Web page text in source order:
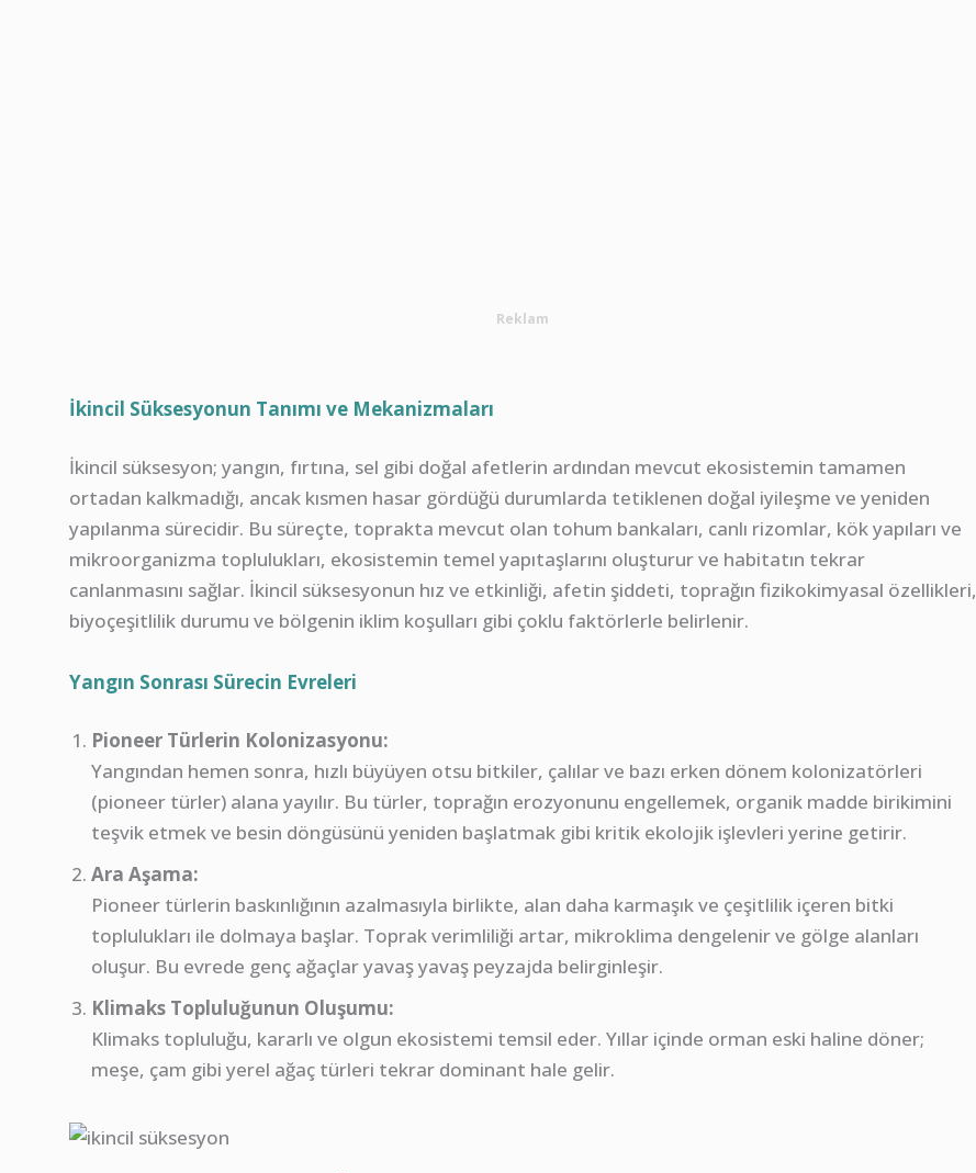
Reklam
İkincil Süksesyonun Tanımı ve Mekanizmaları
İkincil süksesyon; yangın, fırtına, sel gibi doğal afetlerin ardından mevcut ekosistemin tamamen
ortadan kalkmadığı, ancak kısmen hasar gördüğü durumlarda tetiklenen doğal iyileşme ve yeniden
yapılanma sürecidir. Bu süreçte, toprakta mevcut olan tohum bankaları, canlı rizomlar, kök yapıları ve
mikroorganizma toplulukları, ekosistemin temel yapıtaşlarını oluşturur ve habitatın tekrar
canlanmasını sağlar. İkincil süksesyonun hız ve etkinliği, afetin şiddeti, toprağın fizikokimyasal özellikleri,
biyoçeşitlilik durumu ve bölgenin iklim koşulları gibi çoklu faktörlerle belirlenir.
Yangın Sonrası Sürecin Evreleri
Pioneer Türlerin Kolonizasyonu:
Yangından hemen sonra, hızlı büyüyen otsu bitkiler, çalılar ve bazı erken dönem kolonizatörleri
(pioneer türler) alana yayılır. Bu türler, toprağın erozyonunu engellemek, organik madde birikimini
teşvik etmek ve besin döngüsünü yeniden başlatmak gibi kritik ekolojik işlevleri yerine getirir.
Ara Aşama:
Pioneer türlerin baskınlığının azalmasıyla birlikte, alan daha karmaşık ve çeşitlilik içeren bitki
toplulukları ile dolmaya başlar. Toprak verimliliği artar, mikroklima dengelenir ve gölge alanları
oluşur. Bu evrede genç ağaçlar yavaş yavaş peyzajda belirginleşir.
Klimaks Topluluğunun Oluşumu:
Klimaks topluluğu, kararlı ve olgun ekosistemi temsil eder. Yıllar içinde orman eski haline döner;
meşe, çam gibi yerel ağaç türleri tekrar dominant hale gelir.